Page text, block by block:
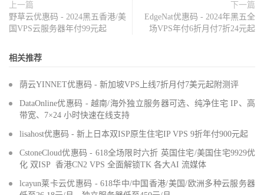
上一篇
野草云优惠码 - 2024黑五香港/美
国VPS云服务器年付99元起
下一篇
EdgeNat优惠码 - 2024年黑五全
场VPS年付6折月付7折24元起
相关推荐
荫云YINNET优惠码 - 新加坡VPS上线7折月付7美元起附测评
DataOnline优惠码 - 越南/海外独立服务器可选、纯净住宅 IP、高
带宽、7×24 小时快速在线支持
lisahost优惠码 - 新上日本双ISP原生住宅IP VPS 9折年付900元起
CstoneCloud优惠码 - 618全场限时六折 英国住宅/美国住宅9929优
化 双ISP 香港CN2 VPS 全面解锁TK 各大AI 流媒体
lcayun莱卡云优惠码 - 618华中/中国香港/美国/欧洲多种云服务器